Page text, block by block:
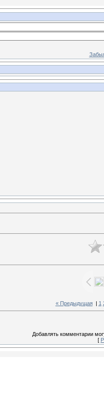
« Предыдущая| 1
Добавлять комментарии
[